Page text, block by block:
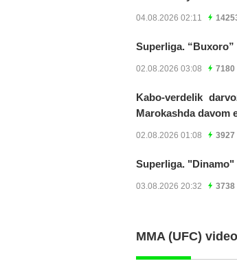
04.08.2026 02:11
Superliga.
02.08.2026 03:08 7180
Kabo-verdelik
Marokashda davom
02.08.2026 01:08 3927
Superliga.
03.08.2026 20:32 3738
MMA (UFC)